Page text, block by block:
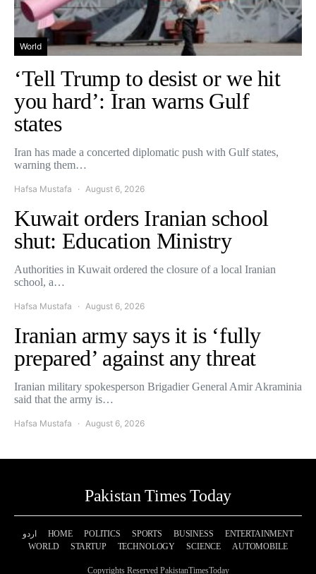
World
‘Tell Trump to desist or we hit
you hard’: Iran warns Gulf
states
Iran has made a concerted diplomatic push with Gulf states,
warning them…
Hafsa Mustafa August 6, 2026
Kuwait orders Iranian school
shut: Education Ministry
Authorities in Kuwait ordered the closure of a local Iranian
school, a…
Hafsa Mustafa August 6, 2026
Iranian army says it is ‘fully
prepared’ against any threat
Iranian military spokesperson Brigadier General Amir Akraminia
said that the army is…
Hafsa Mustafa August 6, 2026
Pakistan Times Today
اردو HOME POLITICS SPORTS BUSINESS
ENTERTAINMENT
WORLD
STARTUP TECHNOLOGY SCIENCE AUTOMOBILE
Copyrights Reserved PakistanTimesToday